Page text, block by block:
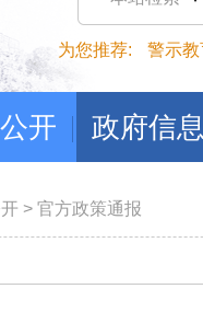
为您推荐: 警示教
开 政府信
> 官方政策通报